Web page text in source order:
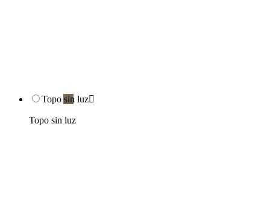
Topo sin luz
Topo sin luz